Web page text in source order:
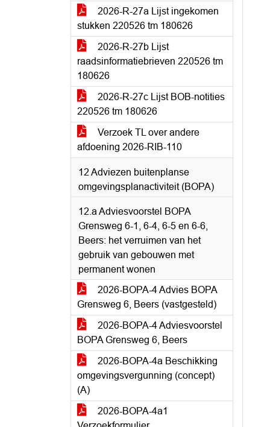
2026-R-27a Lijst ingekomen
stukken 220526 tm 180626
2026-R-27b Lijst
raadsinformatiebrieven 220526 tm
180626
2026-R-27c Lijst BOB-notities
220526 tm 180626
Verzoek TL over andere
afdoening 2026-RIB-110
12 Adviezen buitenplanse
omgevingsplanactiviteit (BOPA)
12.a Adviesvoorstel BOPA
Grensweg 6-1, 6-4, 6-5 en 6-6,
Beers: het verruimen van het
gebruik van gebouwen met
permanent wonen
2026-BOPA-4 Advies BOPA
Grensweg 6, Beers (vastgesteld)
2026-BOPA-4 Adviesvoorstel
BOPA Grensweg 6, Beers
2026-BOPA-4a Beschikking
omgevingsvergunning (concept)
(A)
2026-BOPA-4a1